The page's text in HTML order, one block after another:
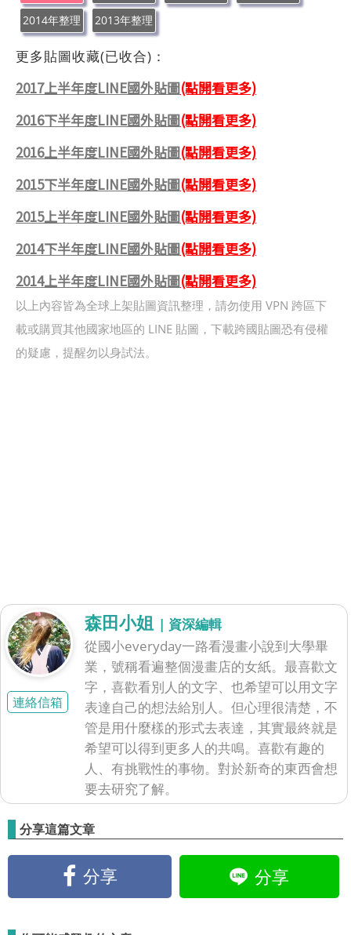
2014年整理
2013年整理
更多貼圖收藏(已收合)：
2017上半年度LINE國外貼圖(點開看更多)
2016下半年度LINE國外貼圖(點開看更多)
2016上半年度LINE國外貼圖(點開看更多)
2015下半年度LINE國外貼圖(點開看更多)
2015上半年度LINE國外貼圖(點開看更多)
2014下半年度LINE國外貼圖(點開看更多)
2014上半年度LINE國外貼圖(點開看更多)
以上內容皆為全球上架貼圖資訊整理，請勿使用 VPN 跨區下
載或購買其他國家地區的 LINE 貼圖，下載跨國貼圖恐有侵權
的疑慮，提醒勿以身試法。
連絡信箱
森田小姐 | 資深編輯
從國小everyday一路看漫畫小說到大學畢
業，號稱看遍整個漫畫店的女紙。最喜歡文
字，喜歡看別人的文字、也希望可以用文字
表達自己的想法給別人。但心理很清楚，不
管是用什麼樣的形式去表達，其實最終就是
希望可以得到更多人的共鳴。喜歡有趣的
人、有挑戰性的事物。對於新奇的東西會想
要去研究了解。
分享這篇文章
分享 分享